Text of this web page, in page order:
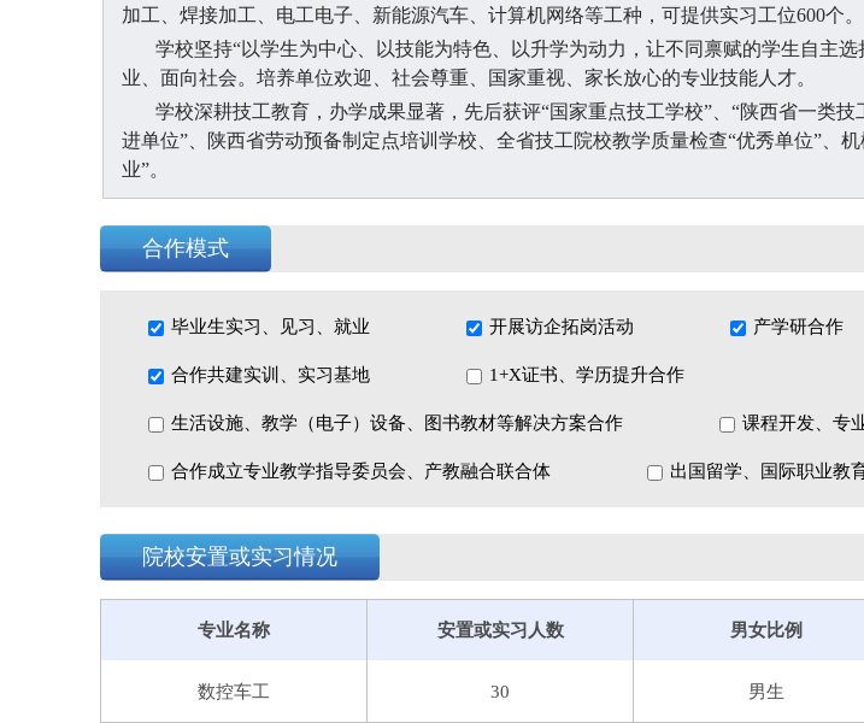
加工、焊接加工、电工电子、新能源汽车、计算机网络等工种，可提供实习工位600个。
学校坚持“以学生为中心、以技能为特色、以升学为动力，让不同禀赋的学生自主
业、面向社会。培养单位欢迎、社会尊重、国家重视、家长放心的专业技能人才。
学校深耕技工教育，办学成果显著，先后获评“国家重点技工学校”、“陕西省一类
进单位”、陕西省劳动预备制定点培训学校、全省技工院校教学质量检查“优秀单位”、
业”。
筑梦新时代，奋进新征程。学校将继续秉持立德树人、为党育人、为国育才的初心
认定、订单式培养”于一体的综合性人才培养平台，为企业和经济社会发展提供优秀技
展和行业技术进步持续贡献力量！
教风：严谨治学 匠心育人
学风：勤学善思
德技并修
学质量，举办一所让“学生满意、家长满意、社会满意”的高水平特色技工学校。
扎根行业、育人优先、突出技能，围绕 “培育工匠精神，打造技术能手，服务行业、
方经济建设和社会发展培养优秀技能人才。
合作模式
毕业生实习、见习、就业 开展访企拓岗活动 产学研合作
合作共建实训、实习基地 1+X证书、学历提升合作
生活设施、教学（电子）设备、图书教材等解决方案合作 课程开发、专
合作成立专业教学指导委员会、产教融合联合体 出国留学、国际职业教
院校安置或实习情况
专业名称 安置或实习人数 男女比例
数控车工 30 男生